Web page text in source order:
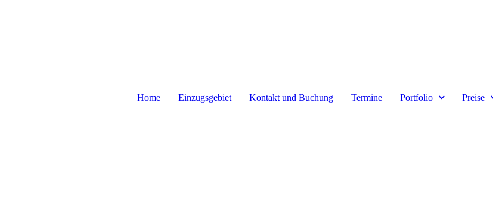
Home Einzugsgebiet Kontakt und Buchung Termine Portfolio Preise